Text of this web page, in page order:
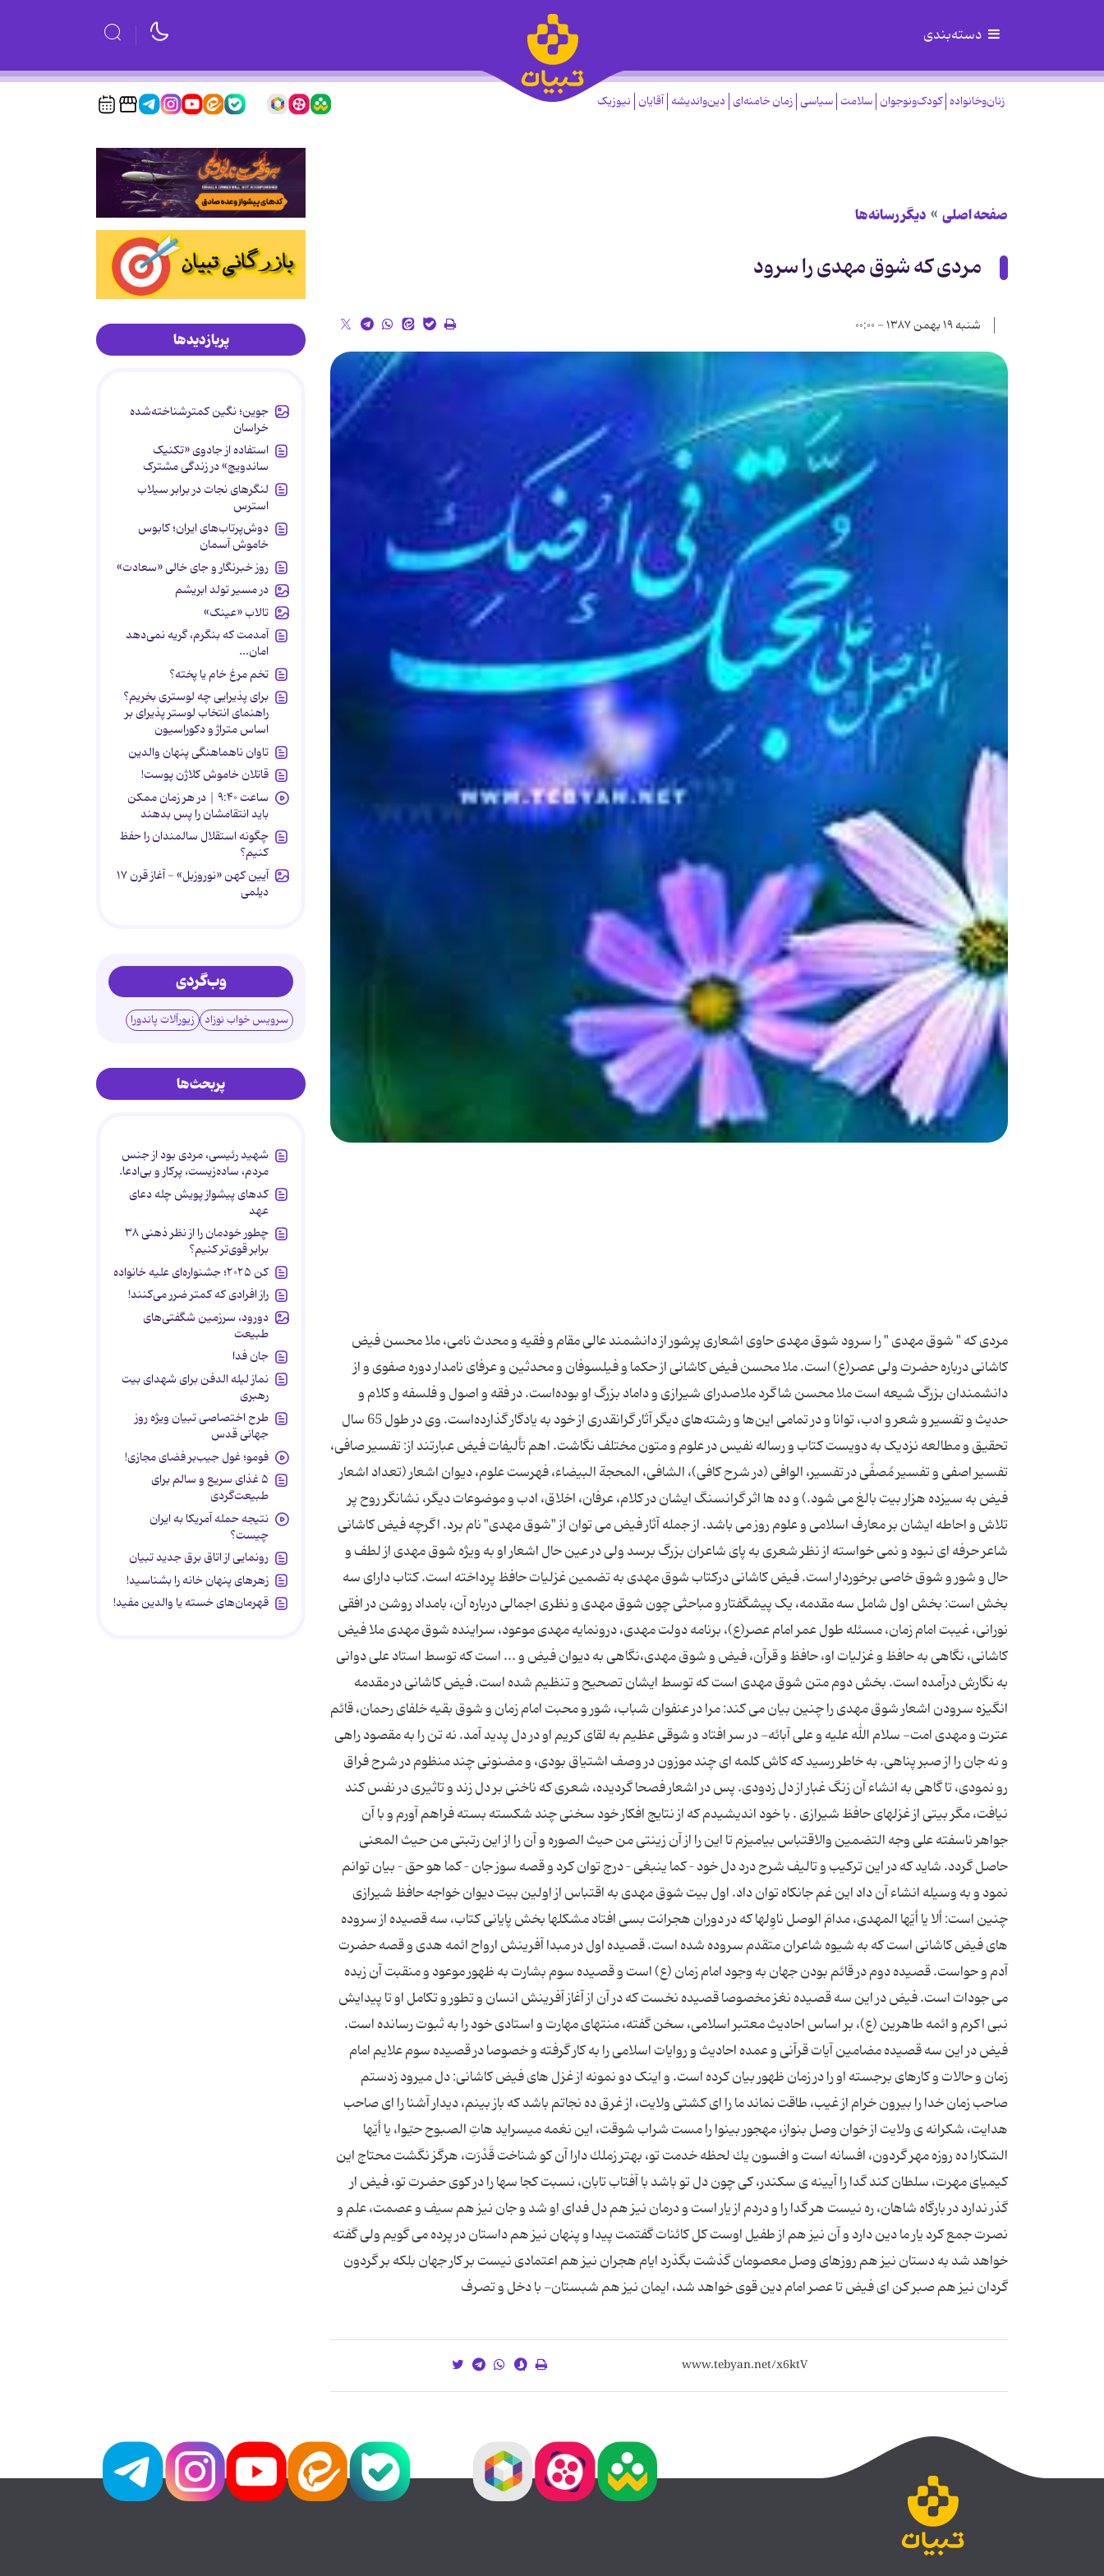
دسته‌بندی
زنان‌وخانواده کودک‌ونوجوان سلامت سیاسی زمان خامنه‌ای دین‌واندیشه آقایان نیوزیک
صفحه اصلی دیگر رسانه‌ها
مردی که شوق مهدی را سرود
شنبه ۱۹ بهمن ۱۳۸۷ - ۰۰:۰۰
مردی که " شوق مهدی " را سرود شوق مهدی حاوی اشعاری پرشور از دانشمند عالی مقام و فقیه و محدث نامی، ملا محسن فیض
کاشانی درباره حضرت ولی عصر(ع) است. ملا محسن فیض کاشانی از حکما و فیلسوفان و محدثین و عرفای نامدار دوره صفوی و از
دانشمندان بزرگ شیعه است ملا محسن شاگرد ملاصدرای شیرازی و داماد بزرگ او بوده‌است. در فقه و اصول و فلسفه و کلام و
حدیث و تفسیر و شعر و ادب، توانا و در تمامی این‌ها و رشته‌های دیگر آثار گرانقدری از خود به یادگار گذارده‌است. وی در طول 65 سال
تحقیق و مطالعه نزدیک به دویست کتاب و رساله نفیس در علوم و متون مختلف نگاشت. اهم تألیفات فیض عبارتند از: تفسیر صافی،
تفسیر اصفی و تفسیر مُصفّی در تفسیر، الوافی (در شرح کافی)، الشافی، المحجة البیضاء، فهرست علوم، دیوان اشعار (تعداد اشعار
فیض به سیزده هزار بیت بالغ می شود.) و ده ها اثر گرانسنگ ایشان در کلام، عرفان، اخلاق، ادب و موضوعات دیگر، نشانگر روح پر
تلاش و احاطه ایشان بر معارف اسلامی و علوم روز می باشد. از جمله آثار فیض می توان از "شوق مهدی" نام برد. اگرچه فیض کاشانی
شاعر حرفه ای نبود و نمی خواسته از نظر شعری به پای شاعران بزرگ برسد ولی در عین حال اشعار او به ویژه شوق مهدی از لطف و
حال و شور و شوق خاصی برخوردار است. فیض کاشانی درکتاب شوق مهدی به تضمین غزلیات حافظ پرداخته است. کتاب دارای سه
بخش است: بخش اول شامل سه مقدمه، یک پیشگفتار و مباحثی چون شوق مهدی و نظری اجمالی درباره آن، بامداد روشن در افقی
نورانی، غیبت امام زمان، مسئله طول عمر امام عصر(ع)، برنامه دولت مهدی، درونمایه مهدی موعود، سراینده شوق مهدی ملا فیض
کاشانی، نگاهی به حافظ و غزلیات او، حافظ و قرآن، فیض و شوق مهدی،نگاهی به دیوان فیض و ... است که توسط استاد علی دوانی
به نگارش درآمده است. بخش دوم متن شوق مهدی است که توسط ایشان تصحیح و تنظیم شده است. فیض کاشانی در مقدمه
انگیزه سرودن اشعار شوق مهدی را چنین بیان می کند: مرا در عنفوان شباب، شور و محبت امام زمان و شوق بقیه خلفای رحمان، قائم
عترت و مهدی امت- سلام الله علیه و علی آبائه- در سر افتاد و شوقی عظیم به لقای کریم او در دل پدید آمد. نه تن را به مقصود راهی
و نه جان را از صبر پناهی. به خاطر رسید که کاش کلمه ای چند موزون در وصف اشتیاق بودی، و مضنونی چند منظوم در شرح فراق
رو نمودی، تا گاهی به انشاء آن زنگ غبار از دل زدودی. پس در اشعار فصحا گردیده، شعری که ناخنی بر دل زند و تاثیری در نفس کند
نیافت، مگر بیتی از غزلهای حافظ شیرازی . با خود اندیشیدم که از نتایج افکار خود سخنی چند شکسته بسته فراهم آورم و با آن
جواهر ناسفته علی وجه التضمین والاقتباس بیامیزم تا این را از آن زینتی من حیث الصوره و آن را از این رتبتی من حیث المعنی
حاصل گردد. شاید که در این ترکیب و تالیف شرح درد دل خود – کما ینبغی – درج توان کرد و قصه سوز جان – کما هو حق – بیان توانم
نمود و به وسیله انشاء آن داد این غم جانکاه توان داد. اول بیت شوق مهدی به اقتباس از اولین بیت دیوان خواجه حافظ شیرازی
چنین است: ألا یا أیّها المهدى، مدامَ الوصل ناوِلها كه در دوران هجرانت بسى افتاد مشكل‏ها بخش پایانی کتاب، سه قصیده از سروده
های فیض کاشانی است که به شیوه شاعران متقدم سروده شده است. قصیده اول در مبدا آفرینش ارواح ائمه هدی و قصه حضرت
آدم و حواست. قصیده دوم در قائم بودن جهان به وجود امام زمان (ع) است و قصیده سوم بشارت به ظهور موعود و منقبت آن زبده
می جودات است. فیض در این سه قصیده نغز مخصوصا قصیده نخست که در آن از آغاز آفرینش انسان و تطور و تکامل او تا پیدایش
نبی اکرم و ائمه طاهرین (ع)، بر اساس احادیث معتبر اسلامی، سخن گفته، منتهای مهارت و استادی خود را به ثبوت رسانده است.
فیض در این سه قصیده مضامین آیات قرآنی و عمده احادیث و روایات اسلامی را به کار گرفته و خصوصا در قصیده سوم علایم امام
زمان و حالات و کارهای برجسته او را در زمان ظهور بیان کرده است. و اینک دو نمونه از غزل های فیض كاشانى: دل مى‏رود زدستم
صاحب زمان خدا را بیرون خرام از غیب، طاقت نماند ما را اى كشتى ولایت، از غرق ده نجاتم باشد كه باز بینم، دیدار آشنا را اى صاحب
هدایت، شكرانه ى ولایت از خوان وصل بنواز، مهجور بینوا را مست شراب شوقت، این نغمه مى‏سراید هاتِ الصبوح حیّوا، یا أیّها
السّكارا ده روزه مهر گردون، افسانه است و افسون یك لحظه خدمت تو، بهتر زملك دارا آن كو شناخت قَدْرَت، هرگز نگشت محتاج این
كیمیاى مهرت، سلطان كند گدا را آیینه ى سكندر، كى چون دل تو باشد با آفتاب تابان، نسبت كجا سها را در كوى حضرت تو، فیض ار
گذر ندارد در بارگاه شاهان، ره نیست هر گدا را و دردم از یار است و درمان نیز هم دل فدای او شد و جان نیز هم سیف و عصمت، علم و
نصرت جمع كرد یار ما دین دارد و آن نیز هم از طفیل اوست كل كائنات گفتمت پیدا و پنهان نیز هم داستان در پرده می گویم ولی گفته
خواهد شد به دستان نیز هم روزهای وصل معصومان گذشت بگذرد ایام هجران نیز هم اعتمادی نیست بر كار جهان بلكه بر گردون
گردان نیز هم صبر كن ای فیض تا عصر امام دین قوی خواهد شد، ایمان نیز هم شبستان- با دخل و تصرف
پربازدیدها
جوین؛ نگین کمترشناخته‌شده
خراسان
استفاده از جادوی «تکنیک
ساندویچ» در زندگی مشترک
لنگرهای نجات در برابر سیلاب
استرس
دوش‌پرتاب‌های ایران؛ کابوس
خاموش آسمان
روز خبرنگار و جای خالی «سعادت»
در مسیر تولد ابریشم
تالاب «عینک»
آمدمت که بنگرم، گریه نمی‌دهد
امان...
تخم مرغ خام یا پخته؟
برای پذیرایی چه لوستری بخریم؟
راهنمای انتخاب لوستر پذیرای بر
اساس متراژ و دکوراسیون
تاوان ناهماهنگی پنهان والدین
قاتلان خاموش کلاژن پوست!
ساعت ۹:۴۰ | در هر زمان ممکن
باید انتقامشان را پس بدهند
چگونه استقلال سالمندان را حفظ
کنیم؟
آیین کهن «نوروزبل» - آغاز قرن ۱۷
دیلمی
وب‌گردی
سرویس خواب نوزاد زیورآلات پاندورا
پربحث‌ها
شهید رئیسی، مردی بود از جنس
مردم، ساده‌زیست، پرکار و بی‌ادعا.
کدهای پیشواز پویش چله دعای
عهد
چطور خودمان را از نظر ذهنی ۳۸
برابر قوی‌تر کنیم؟
کن ۲۰۲۵؛ جشنواره‌ای علیه خانواده
راز افرادی که کمتر ضرر می‌کنند!
دورود، سرزمین شگفتی‌های
طبیعت
جان فدا
نماز لیله الدفن برای شهدای بیت
رهبری
طرح اختصاصی تبیان ویژه روز
جهانی قدس
فومو؛ غول جیب‌بر فضای مجازی!
۵ غذای سریع و سالم برای
طبیعت‌گردی
نتیجه حمله آمریکا به ایران
چیست؟
رونمایی از اتاق برق جدید تبیان
زهرهای پنهان خانه را بشناسید!
قهرمان‌های خسته یا والدین مفید!